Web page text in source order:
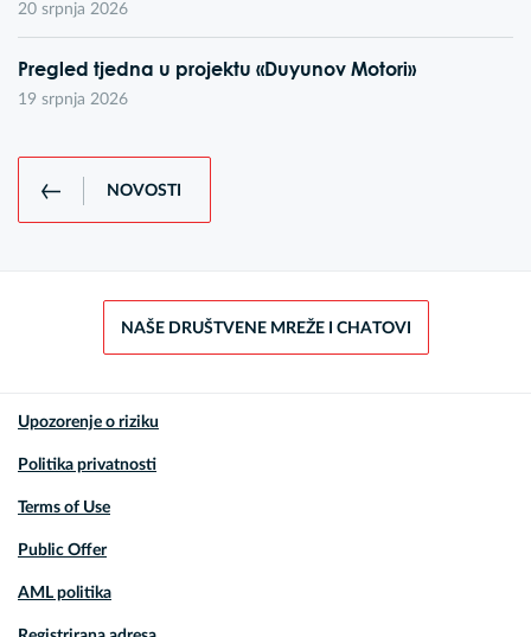
20 srpnja 2026
Pregled tjedna u projektu «Duyunov Motori»
19 srpnja 2026
NOVOSTI
NAŠE DRUŠTVENE MREŽE I CHATOVI
Upozorenje o riziku
Politika privatnosti
Terms of Use
Public Offer
AML politika